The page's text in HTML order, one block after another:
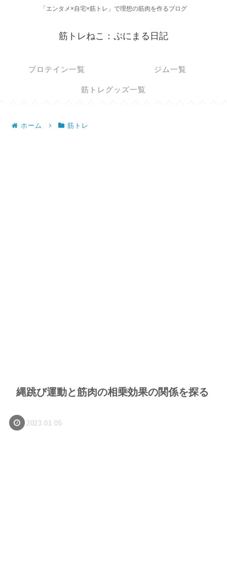
「エンタメ×自宅×筋トレ」で理想の筋肉を作るブログ
筋トレねこ：ぷにまる日記
プロテイン一覧 ジム一覧
筋トレグッズ一覧
ホーム 筋トレ
縄跳び運動と筋肉の相乗効果の関係を探る
2023.01.05